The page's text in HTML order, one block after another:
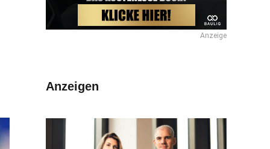
Anzeige
Anzeigen